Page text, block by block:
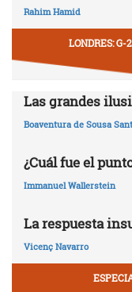
Rahim Hamid
LONDRES:
Las grandes
Boaventura de Sousa
¿Cuál fue el
Immanuel Wallerstein
La respuesta
Vicenç Navarro